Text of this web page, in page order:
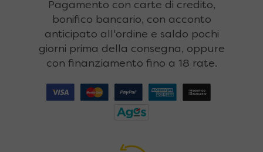
Pagamento con carte di credito,
bonifico bancario, con acconto
anticipato all'ordine e saldo pochi
giorni prima della consegna, oppure
con finanziamento fino a 18 rate.